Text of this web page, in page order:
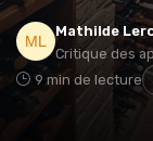
Mathilde
Critique des
9 min de lecture
* En
d'Appareils